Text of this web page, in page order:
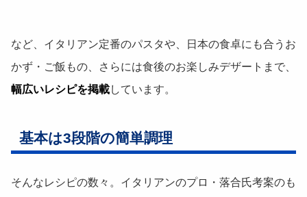
など、イタリアン定番のパスタや、日本の食卓にも合うお
かず・ご飯もの、さらには食後のお楽しみデザートまで、
幅広いレシピを掲載しています。
基本は3段階の簡単調理
そんなレシピの数々。イタリアンのプロ・落合氏考案のも